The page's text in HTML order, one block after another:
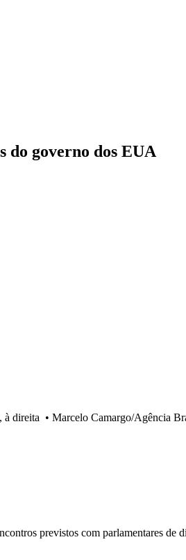
do governo dos EUA
à direita • Marcelo Camargo/Agência
previstos com parlamentares de